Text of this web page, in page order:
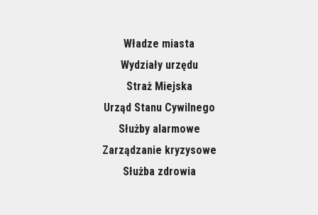
Władze miasta
Wydziały urzędu
Straż Miejska
Urząd Stanu Cywilnego
Służby alarmowe
Zarządzanie kryzysowe
Służba zdrowia